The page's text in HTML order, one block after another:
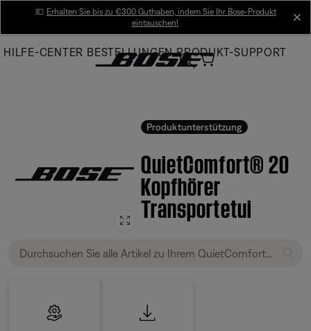
Main
💶 Erhalten Sie bis zu €300 Guthaben, indem Sie Ihr Bose-Produkt
eintauschen!
HILFE-CENTER BESTELLUNGEN PRODUKT-SUPPORT
Produktunterstützung
QuietComfort® 20
Kopfhörer
Transportetui